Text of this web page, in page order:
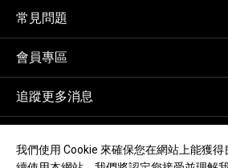
我們使用 Cookie 來確保您在網站上能獲
常見問題
會員專區
追蹤更多消息
輸入Email，訂閱電子報